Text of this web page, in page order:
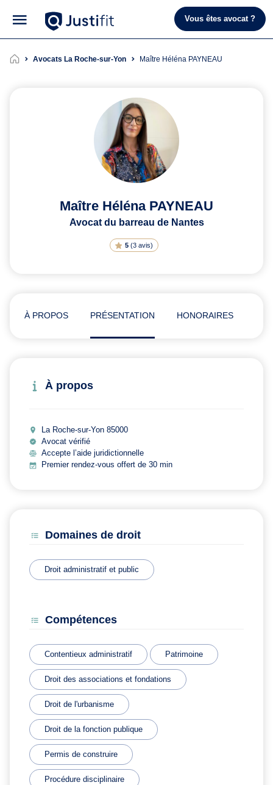
Vous êtes avocat ?
Avocats La Roche-sur-Yon Maître Héléna PAYNEAU
Maître Héléna PAYNEAU
Avocat du barreau de Nantes
5(3 avis)
À PROPOS PRÉSENTATION HONORAIRES
À propos
La Roche-sur-Yon 85000
Avocat vérifié
Accepte l’aide juridictionnelle
Premier rendez-vous offert de 30 min
Domaines de droit
Droit administratif et public
Compétences
Contentieux administratif Patrimoine
Droit des associations et fondations
Droit de l'urbanisme
Droit de la fonction publique
Permis de construire
Procédure disciplinaire